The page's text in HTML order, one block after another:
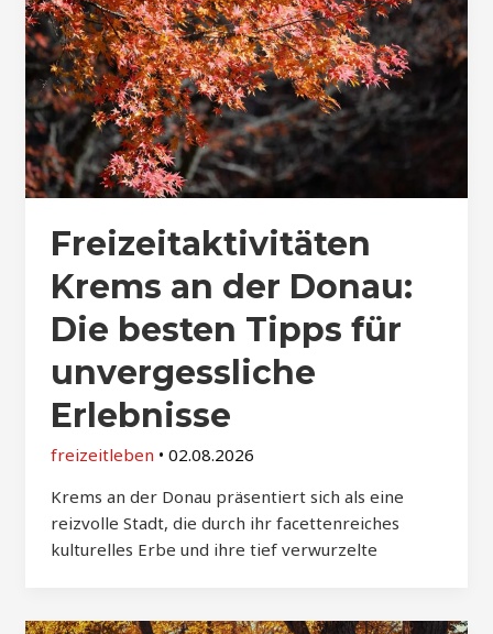
Freizeitaktivitäten
Krems an der Donau:
Die besten Tipps für
unvergessliche
Erlebnisse
freizeitleben • 02.08.2026
Krems an der Donau präsentiert sich als eine
reizvolle Stadt, die durch ihr facettenreiches
kulturelles Erbe und ihre tief verwurzelte